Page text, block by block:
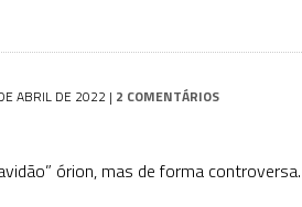
ABRIL DE 2022 | 2 COMENTÁRIOS
órion, mas de forma controversa.